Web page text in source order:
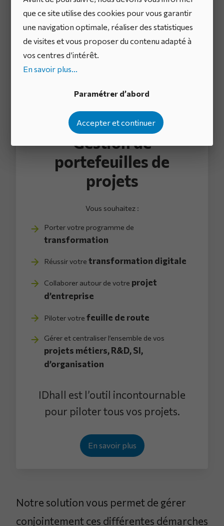
que ce site utilise des cookies pour vous garantir
une navigation optimale, réaliser des statistiques
de visites et vous proposer du contenu adapté à
vos centres d’intérêt.
En savoir plus...
Paramétrer d’abord
Accepter et continuer
IDhall révolutionne la façon
d’améliorer les performances.
En savoir plus
Gestion de
portefeuilles de
projets
Vous souhaitez :
Porter votre programme de
transformation
Réussir votre transformation digitale
Collaborer autour de votre projet
d’entreprise
Piloter votre feuille de route
Gérer et centraliser l’ensemble de vos
projets métiers, R&D, SI,
d’organisation
IDhall est l’outil incontournable
pour piloter tous vos projets.
En savoir plus
Notre solution vous permet de gérer
conjointement ces différentes démarches